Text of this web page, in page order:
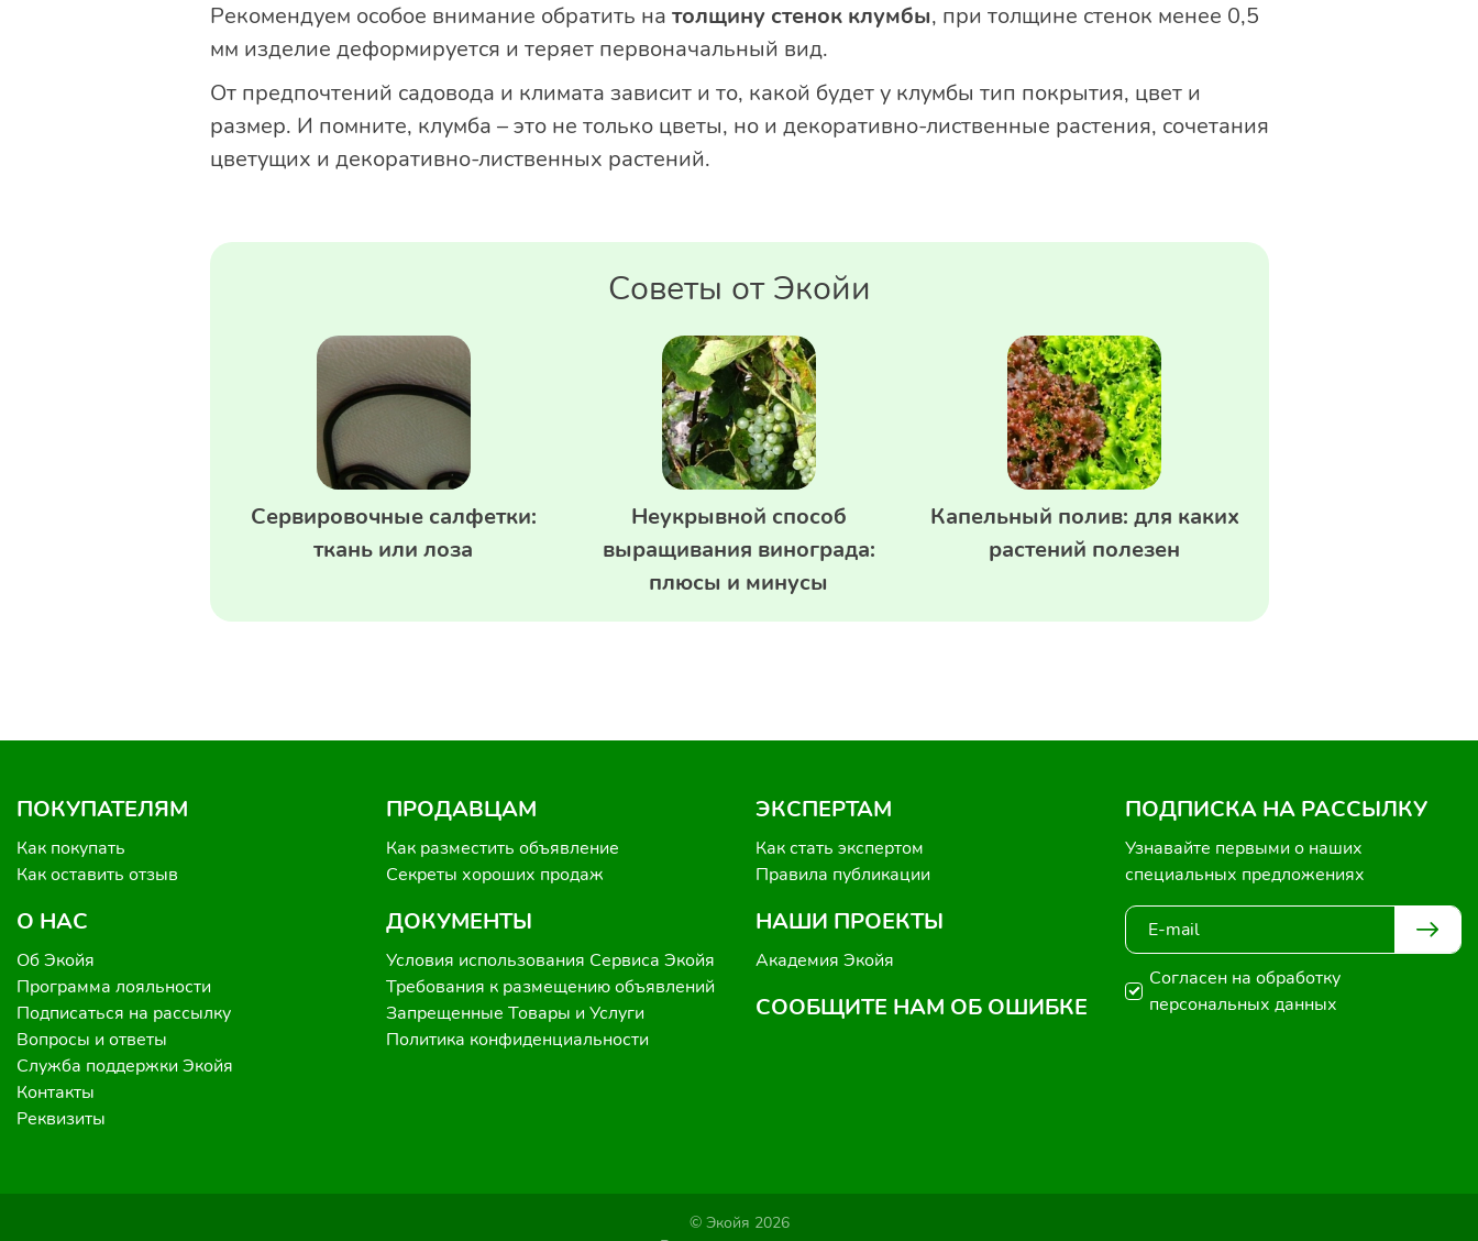
Рекомендуем особое внимание обратить на толщину стенок клумбы, при толщине стенок менее 0,5
мм изделие деформируется и теряет первоначальный вид.
От предпочтений садовода и климата зависит и то, какой будет у клумбы тип покрытия, цвет и
размер. И помните, клумба – это не только цветы, но и декоративно-лиственные растения, сочетания
цветущих и декоративно-лиственных растений.
Советы от Экойи
Сервировочные салфетки:
ткань или лоза
Неукрывной способ
выращивания винограда:
плюсы и минусы
Капельный полив: для каких
растений полезен
ПОКУПАТЕЛЯМ
Как покупать
Как оставить отзыв
О НАС
Об Экойя
Программа лояльности
Подписаться на рассылку
Вопросы и ответы
Служба поддержки Экойя
Контакты
Реквизиты
ПРОДАВЦАМ
Как разместить объявление
Секреты хороших продаж
ДОКУМЕНТЫ
Условия использования Сервиса Экойя
Требования к размещению объявлений
Запрещенные Товары и Услуги
Политика конфиденциальности
ЭКСПЕРТАМ
Как стать экспертом
Правила публикации
НАШИ ПРОЕКТЫ
Академия Экойя
СООБЩИТЕ НАМ ОБ ОШИБКЕ
ПОДПИСКА НА РАССЫЛКУ
Узнавайте первыми о наших
специальных предложениях
Согласен на обработку
персональных данных
© Экойя 2026